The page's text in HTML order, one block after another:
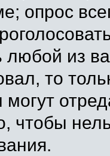
опрос
любой из
то
чтобы